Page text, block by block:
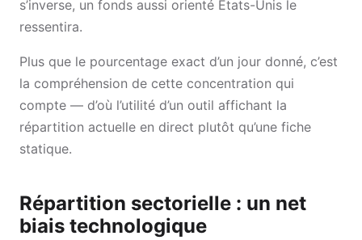
s’inverse, un fonds aussi orienté États-Unis le
ressentira.
Plus que le pourcentage exact d’un jour donné, c’est
la compréhension de cette concentration qui
compte — d’où l’utilité d’un outil affichant la
répartition actuelle en direct plutôt qu’une fiche
statique.
Répartition sectorielle : un net
biais technologique